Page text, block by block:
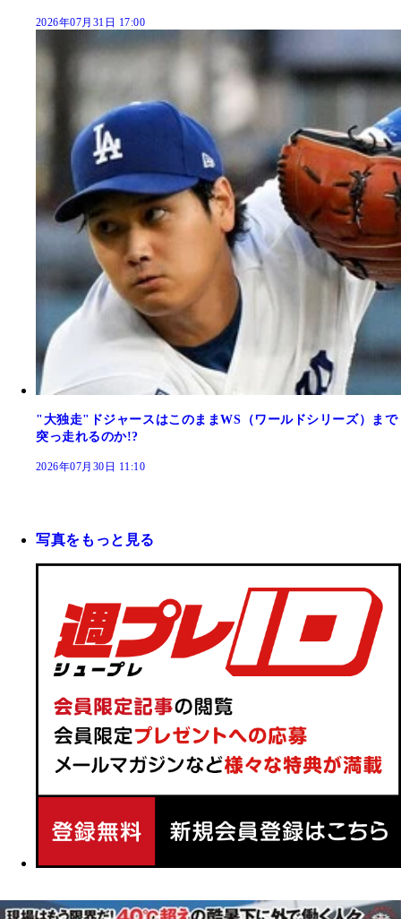
2026年07月31日 17:00
"大独走"ドジャースはこのままWS（ワールドシリーズ）まで
突っ走れるのか!?
2026年07月30日 11:10
写真をもっと見る